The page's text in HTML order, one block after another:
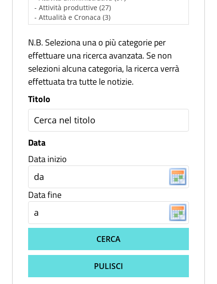
N.B. Seleziona una o più categorie per
effettuare una ricerca avanzata. Se non
selezioni alcuna categoria, la ricerca verrà
effettuata tra tutte le notizie.
Titolo
Data
Data inizio
Data fine
CERCA
PULISCI